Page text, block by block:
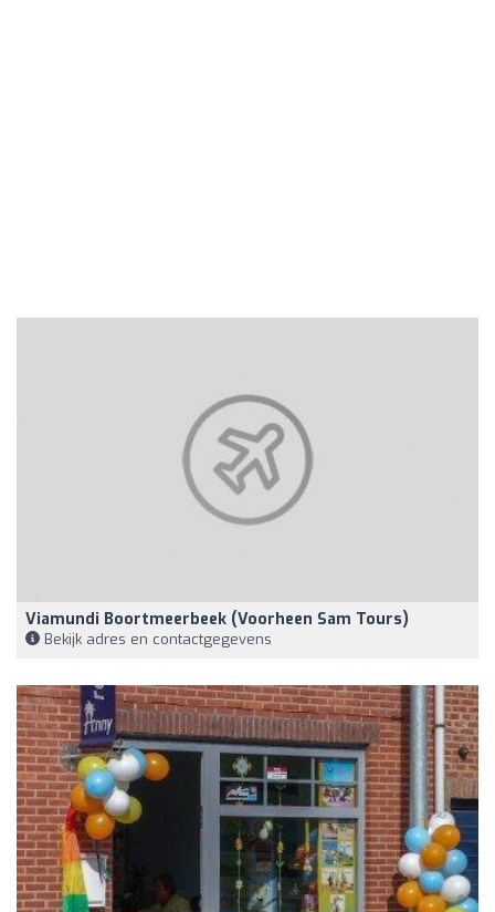
Viamundi Boortmeerbeek (voorheen Sam Tours)
Bekijk adres en contactgegevens